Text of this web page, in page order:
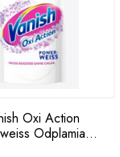
Oxi Action
Odplamiacz